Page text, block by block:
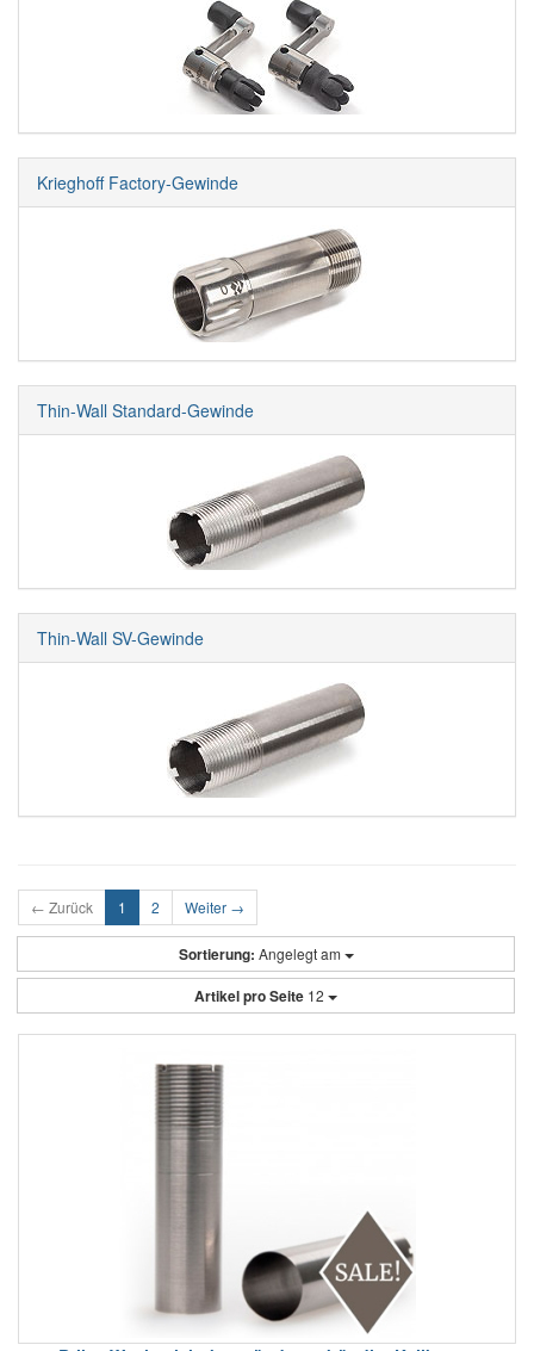
Krieghoff Factory-Gewinde
Thin-Wall Standard-Gewinde
Thin-Wall SV-Gewinde
← Zurück 1 2 Weiter →
Sortierung: Angelegt am
Artikel pro Seite 12